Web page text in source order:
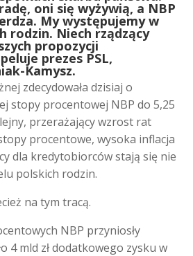
oni się wyżywią, a NBP
My występujemy w
rodzin. Niech rządzący
propozycji
prezes PSL,
Kamysz.
zdecydowała dzisiaj o
stopy procentowej NBP do 5,25
przerażający wzrost rat
procentowe, wysoka inflacja
dla kredytobiorców stają się nie
polskich rodzin.
na tym tracą.
NBP przyniosły
4 mld zł dodatkowego zysku w